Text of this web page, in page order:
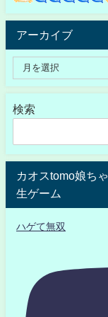
アーカイブ
検索
カオスtomo娘ち
生ゲーム
ハゲて無双